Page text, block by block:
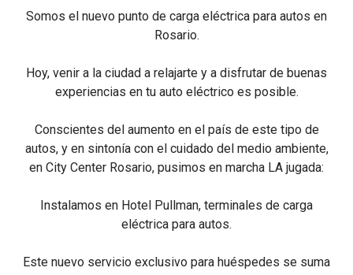
Somos el nuevo punto de carga eléctrica para autos en
Rosario.
Hoy, venir a la ciudad a relajarte y a disfrutar de buenas
experiencias en tu auto eléctrico es posible.
Conscientes del aumento en el país de este tipo de
autos, y en sintonía con el cuidado del medio ambiente,
en City Center Rosario, pusimos en marcha LA jugada:
Instalamos en Hotel Pullman, terminales de carga
eléctrica para autos.
Este nuevo servicio exclusivo para huéspedes se suma